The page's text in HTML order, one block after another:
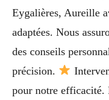
Eygalières, Aureille
adaptées. Nous
des conseils
précision.
pour notre efficacité.